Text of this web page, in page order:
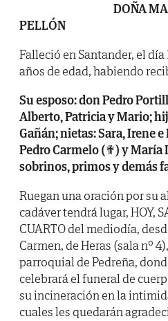
DOÑA
PELLÓN
Falleció en Santander, el
años de edad, habiendo
Su esposo: don Pedro
Alberto, Patricia y Mario;
Gañán; nietas: Sara, Irene
Pedro Carmelo (✟) y
sobrinos, primos y demás
Ruegan una oración por su
cadáver tendrá lugar, HOY,
CUARTO del mediodía,
Carmen, de Heras (sala nº
parroquial de Pedreña,
celebrará el funeral de
su incineración en la
cuales les quedarán